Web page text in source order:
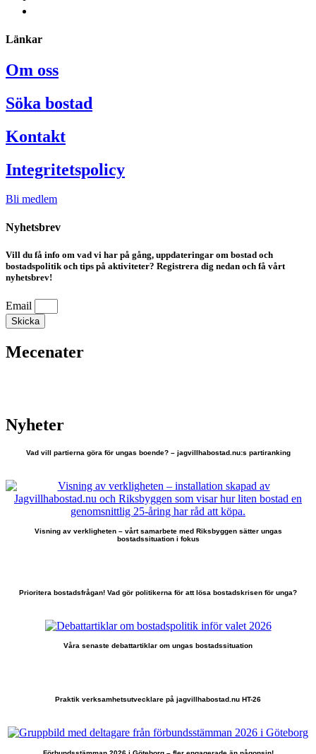
Länkar
Om oss
Söka bostad
Kontakt
Integritetspolicy
Bli medlem
Nyhetsbrev
Vill du få info om vad vi har på gång, uppdateringar om bostad och
bostadspolitik och tips på aktiviteter? Registrera dig nedan och få vårt
nyhetsbrev!
Email
Skicka
Mecenater
Nyheter
Vad vill partierna göra för ungas boende? – jagvillhabostad.nu:s partiranking
Visning av verkligheten – vårt samarbete med Riksbyggen sätter ungas
bostadssituation i fokus
Prioritera bostadsfrågan! Vad gör politikerna för att lösa bostadskrisen för unga?
Våra senaste debattartiklar om ungas bostadssituation
Praktik verksamhetsutvecklare på jagvillhabostad.nu HT-26